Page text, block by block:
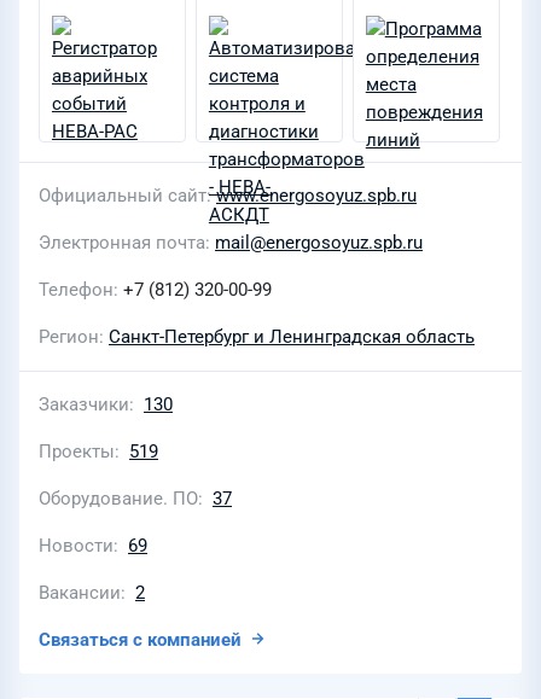
Официальный сайт www.energosoyuz.spb.ru
Электронная почта mail@energosoyuz.spb.ru
Телефон +7 (812) 320-00-99
Регион Санкт-Петербург и Ленинградская область
Заказчики 130
Проекты 519
Оборудование. ПО 37
Новости 69
Вакансии 2
Связаться с компанией